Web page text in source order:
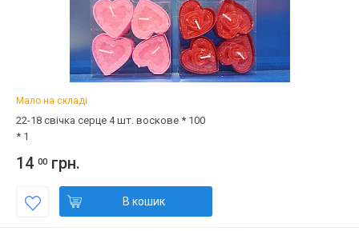
Мало на складі
22-18 свічка серце 4 шт. воскове * 100
* 1
14 00 грн.
В кошик